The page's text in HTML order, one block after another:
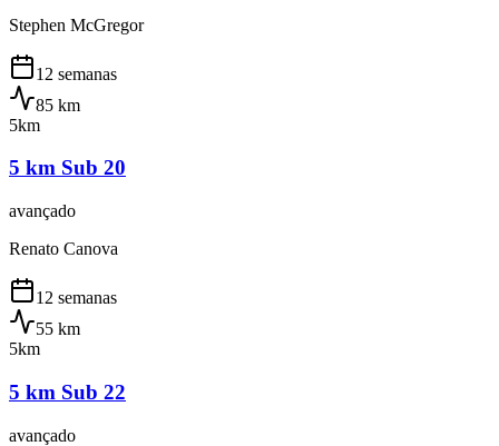
Stephen McGregor
12 semanas
85 km
5km
5 km Sub 20
avançado
Renato Canova
12 semanas
55 km
5km
5 km Sub 22
avançado